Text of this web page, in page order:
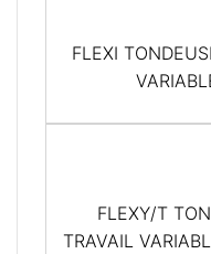
FLEXI
FLEXY/T
TRAVAIL